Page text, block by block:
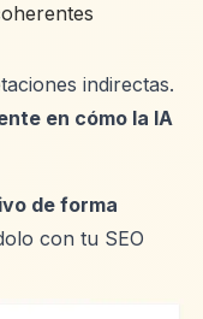
indirectas.
en cómo la IA
de forma
con tu SEO